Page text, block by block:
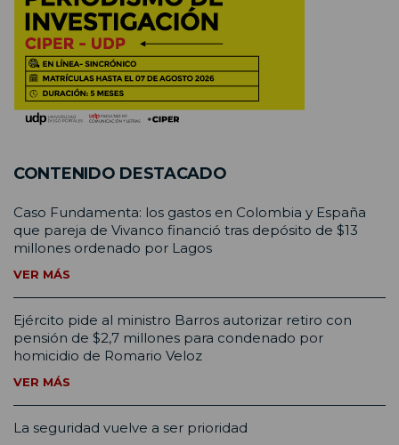
CONTENIDO DESTACADO
Caso Fundamenta: los gastos en Colombia y España
que pareja de Vivanco financió tras depósito de $13
millones ordenado por Lagos
VER MÁS
Ejército pide al ministro Barros autorizar retiro con
pensión de $2,7 millones para condenado por
homicidio de Romario Veloz
VER MÁS
La seguridad vuelve a ser prioridad